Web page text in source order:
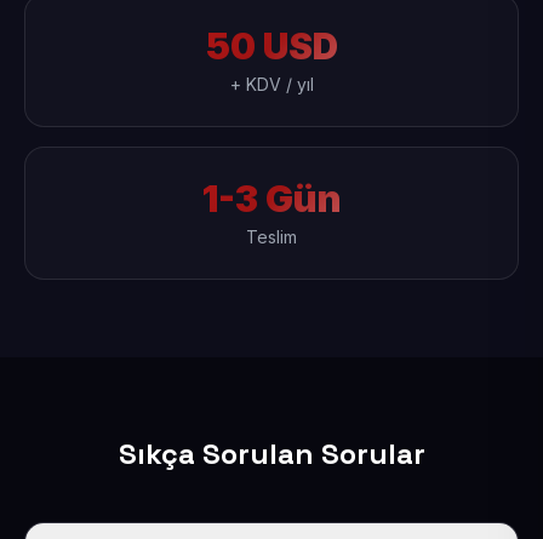
50 USD
+ KDV / yıl
1-3 Gün
Teslim
Sıkça Sorulan Sorular